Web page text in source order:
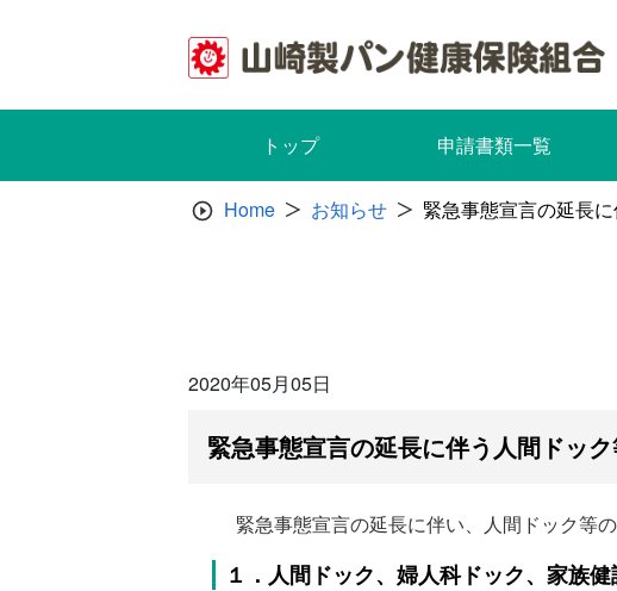
トップ 申請書類一覧
Home お知らせ 緊急事態宣言の延長
2020年05月05日
緊急事態宣言の延長に伴う人間ドッ
緊急事態宣言の延長に伴い、人間ドック等
１．人間ドック、婦人科ドック、家族